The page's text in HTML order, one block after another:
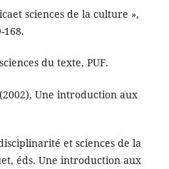
sciences de la culture »,
168.
du texte, PUF.
Une introduction aux
et sciences de la
éds. Une introduction aux